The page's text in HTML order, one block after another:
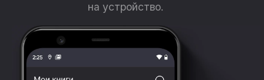
на устройство.